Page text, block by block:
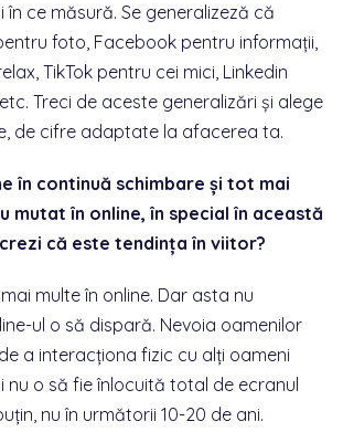
în ce măsură. Se generalizeză că
foto, Facebook pentru informații,
TikTok pentru cei mici, Linkedin
Treci de aceste generalizări și alege
de cifre adaptate la afacerea ta.
în continuă schimbare și tot mai
mutat în online, în special în această
că este tendința în viitor?
multe în online. Dar asta nu
ul o să dispară. Nevoia oamenilor
a interacționa fizic cu alți oameni
nu o să fie înlocuită total de ecranul
nu în următorii 10-20 de ani.